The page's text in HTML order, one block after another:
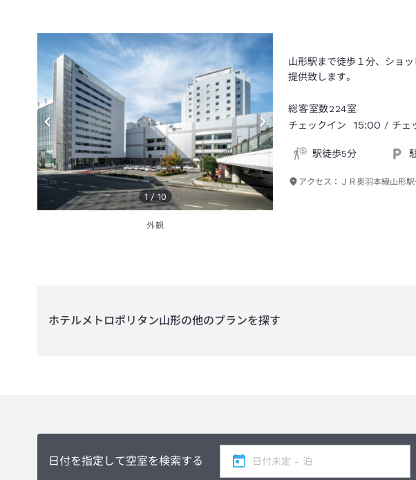
1 /10
外観
山形駅まで徒歩１分、ショ
提供致します。
総客室数224室
チェックイン
15:00 / チェ
駅徒歩5分
アクセス： ＪＲ奥羽本線山形
ホテルメトロポリタン山形の他のプランを探す
日付を指定して空室を検索する